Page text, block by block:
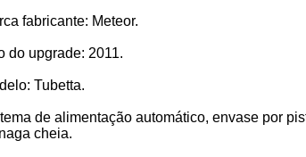
fabricante: Meteor.
do upgrade: 2011.
Tubetta.
de alimentação automático, envase por
cheia.